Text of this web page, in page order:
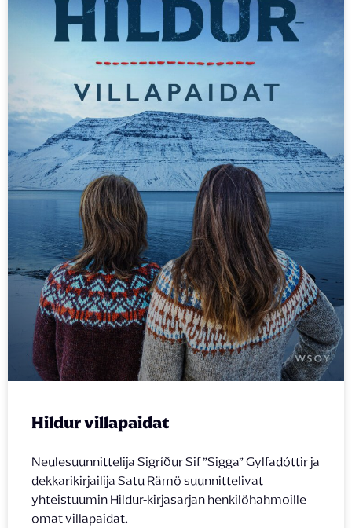
Hildur villapaidat
Neulesuunnittelija Sigríður Sif ”Sigga” Gylfadóttir ja
dekkarikirjailija Satu Rämö suunnittelivat
yhteistuumin Hildur-kirjasarjan henkilöhahmoille
omat villapaidat.